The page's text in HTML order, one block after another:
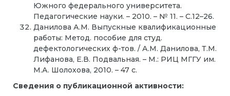
Южного федерального университета.
Педагогические науки. – 2010. – № 11. – С.12–26.
Данилова А.М. Выпускные квалификационные
работы: Метод. пособие для студ.
дефектологических ф-тов. / А.М. Данилова, Т.М.
Лифанова, Е.В. Подвальная. – М.: РИЦ МГГУ им.
М.А. Шолохова, 2010. – 47 с.
Сведения о публикационной активности: